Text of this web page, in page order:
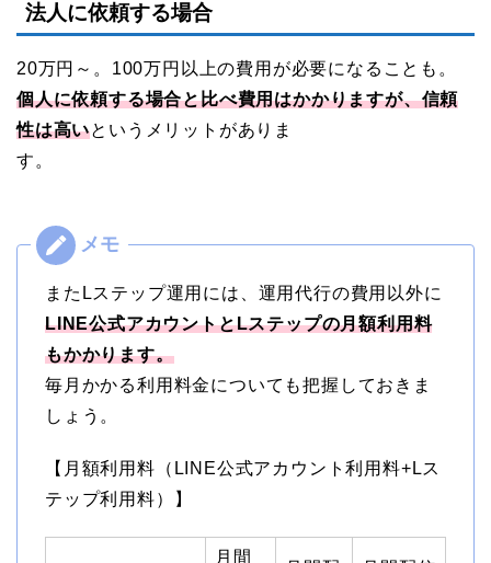
法人に依頼する場合
20万円～。100万円以上の費用が必要になることも。
個人に依頼する場合と比べ費用はかかりますが、信頼
性は高いというメリットがありま
す。
またLステップ運用には、運用代行の費用以外に
LINE公式アカウントとLステップの月額利用料
もかかります。
毎月かかる利用料金についても把握しておきま
しょう。
【月額利用料（LINE公式アカウント利用料+Lス
テップ利用料）】
月間